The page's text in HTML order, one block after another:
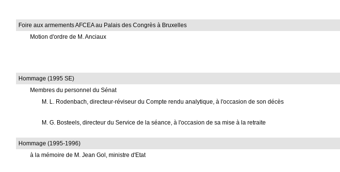
Foire aux armements AFCEA au Palais des Congrès à Bruxelles
Motion d'ordre de M. Anciaux
Hommage (1995 SE)
Membres du personnel du Sénat
M. L. Rodenbach, directeur-réviseur du Compte rendu analytique, à l'occasion de son décès
M. G. Bosteels, directeur du Service de la séance, à l'occasion de sa mise à la retraite
Hommage (1995-1996)
à la mémoire de M. Jean Gol, ministre d'Etat